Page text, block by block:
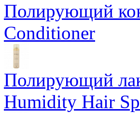
Полирующий
Conditioner
Полирующий
Humidity Hair